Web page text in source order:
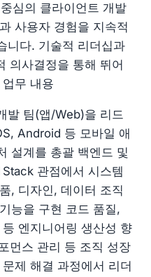
심의 클라이언트 개발
사용자 경험을 지속적
니다. 기술적 리더십과
의사결정을 통해 뛰어
무 내용
발 팀(앱/Web)을 리드
Android 등 모바일 애
설계를 총괄 백엔드 및
관점에서 시스템
, 디자인, 데이터 조직
능을 구현 코드 품질,
엔지니어링 생산성 향
먼스 관리 등 조직 성장
제 해결 과정에서 리더